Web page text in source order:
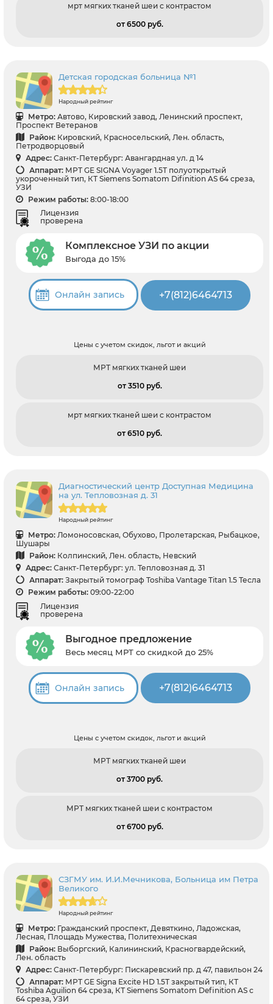
мрт мягких тканей шеи с контрастом
от 6500 pуб.
Детская городская больница №1
Народный рейтинг
Метро: Автово, Кировский завод, Ленинский проспект,
Проспект Ветеранов
Район: Кировский, Красносельский, Лен. область,
Петродворцовый
Адрес: Санкт-Петербург: Авангардная ул. д 14
Аппарат: МРТ GЕ SIGNA Voyager 1.5Т полуоткрытый
укороченный тип, КТ Siemens Somatom Difinition AS 64 среза,
УЗИ
Режим работы: 8:00-18:00
Лицензия
проверена
Комплексное УЗИ по акции
Выгода до 15%
Онлайн запись +7(812)6464713
Цены с учетом скидок, льгот и акций
МРТ мягких тканей шеи
от 3510 pуб.
мрт мягких тканей шеи с контрастом
от 6510 pуб.
Диагностический центр Доступная Медицина
на ул. Тепловозная д. 31
Народный рейтинг
Метро: Ломоносовская, Обухово, Пролетарская, Рыбацкое,
Шушары
Район: Колпинский, Лен. область, Невский
Адрес: Санкт-Петербург: ул. Тепловозная д. 31
Аппарат: Закрытый томограф Toshiba Vantage Titan 1.5 Тесла
Режим работы: 09:00-22:00
Лицензия
проверена
Выгодное предложение
Весь месяц МРТ со скидкой до 25%
Онлайн запись +7(812)6464713
Цены с учетом скидок, льгот и акций
МРТ мягких тканей шеи
от 3700 pуб.
МРТ мягких тканей шеи с контрастом
от 6700 pуб.
СЗГМУ им. И.И.Мечникова, Больница им Петра
Великого
Народный рейтинг
Метро: Гражданский проспект, Девяткино, Ладожская,
Лесная, Площадь Мужества, Политехническая
Район: Выборгский, Калининский, Красногвардейский,
Лен. область
Адрес: Санкт-Петербург: Пискаревский пр. д 47, павильон 24
Аппарат: МРТ GE Signa Excite HD 1.5Т закрытый тип, КТ
Toshiba Aguilion 64 среза, КТ Siemens Somatom Definition AS с
64 среза, УЗИ